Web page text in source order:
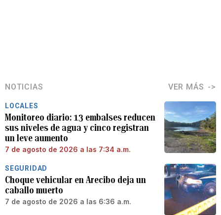
NOTICIAS VER MÁS
LOCALES
Monitoreo diario: 13 embalses reducen
sus niveles de agua y cinco registran
un leve aumento
7 de agosto de 2026 a las 7:34 a.m.
SEGURIDAD
Choque vehicular en Arecibo deja un
caballo muerto
7 de agosto de 2026 a las 6:36 a.m.